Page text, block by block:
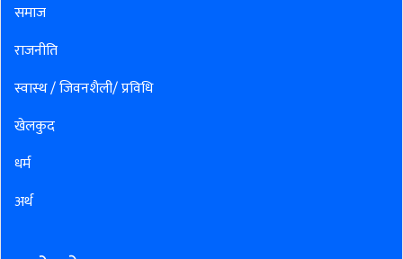
समाज
राजनीति
स्वास्थ / जिवनशैली/ प्रविधि
खेलकुद
धर्म
अर्थ